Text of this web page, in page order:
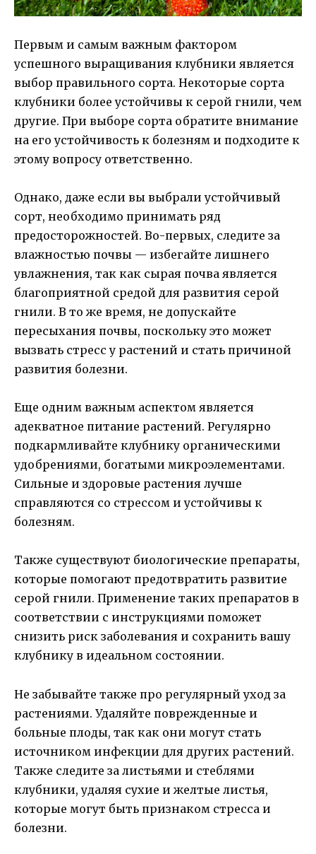
Первым и самым важным фактором
успешного выращивания клубники является
выбор правильного сорта. Некоторые сорта
клубники более устойчивы к серой гнили, чем
другие. При выборе сорта обратите внимание
на его устойчивость к болезням и подходите к
этому вопросу ответственно.
Однако, даже если вы выбрали устойчивый
сорт, необходимо принимать ряд
предосторожностей. Во-первых, следите за
влажностью почвы — избегайте лишнего
увлажнения, так как сырая почва является
благоприятной средой для развития серой
гнили. В то же время, не допускайте
пересыхания почвы, поскольку это может
вызвать стресс у растений и стать причиной
развития болезни.
Еще одним важным аспектом является
адекватное питание растений. Регулярно
подкармливайте клубнику органическими
удобрениями, богатыми микроэлементами.
Сильные и здоровые растения лучше
справляются со стрессом и устойчивы к
болезням.
Также существуют биологические препараты,
которые помогают предотвратить развитие
серой гнили. Применение таких препаратов в
соответствии с инструкциями поможет
снизить риск заболевания и сохранить вашу
клубнику в идеальном состоянии.
Не забывайте также про регулярный уход за
растениями. Удаляйте поврежденные и
больные плоды, так как они могут стать
источником инфекции для других растений.
Также следите за листьями и стеблями
клубники, удаляя сухие и желтые листья,
которые могут быть признаком стресса и
болезни.